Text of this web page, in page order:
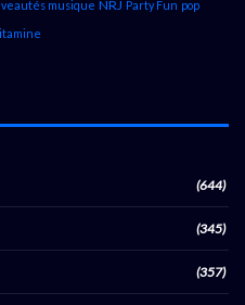
musique NRJ Party Fun pop
(644)
(345)
(357)